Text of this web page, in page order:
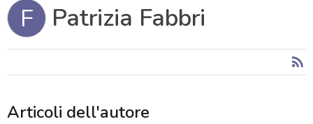
F Patrizia Fabbri
Articoli dell'autore